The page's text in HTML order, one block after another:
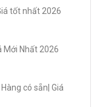
tốt nhất 2026
Mới Nhất 2026
có sẵn| Giá